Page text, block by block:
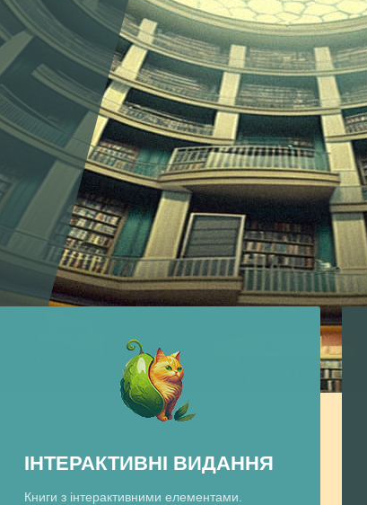
ІНТЕРАКТИВНІ ВИДАННЯ
Книги з інтерактивними елементами.